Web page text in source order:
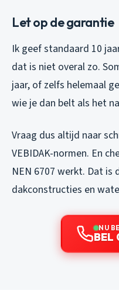
Let op de garantie
Ik geef standaard 10
dat is niet overal zo.
jaar, of zelfs helemaal
wie je dan belt als het
Vraag dus altijd naar
VEBIDAK-normen. En
NEN 6707 werkt. Dat is
dakconstructies en
NU
BEL